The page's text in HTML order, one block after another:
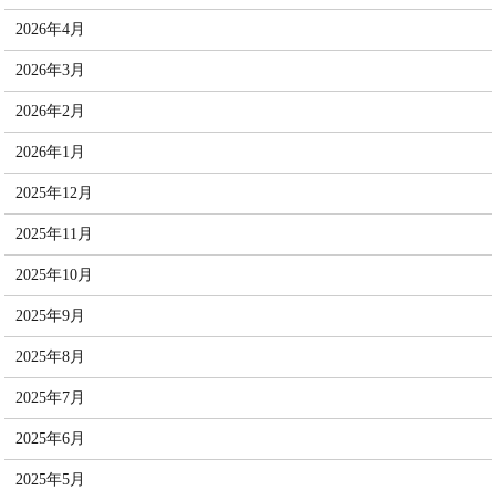
2026年4月
2026年3月
2026年2月
2026年1月
2025年12月
2025年11月
2025年10月
2025年9月
2025年8月
2025年7月
2025年6月
2025年5月